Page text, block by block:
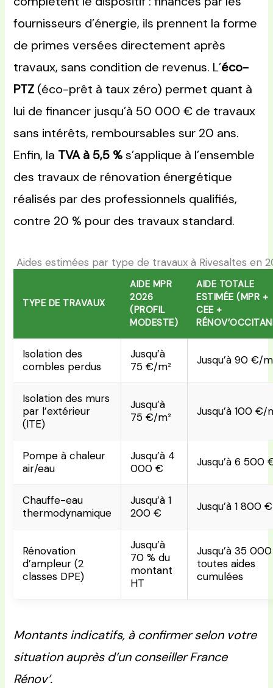
fournisseurs d’énergie, ils prennent la forme
de primes versées directement après
travaux, sans condition de revenus. L’éco-
PTZ (éco-prêt à taux zéro) permet quant à
lui de financer jusqu’à 50 000 € de travaux
sans intérêts, remboursables sur 20 ans.
Enfin, la TVA à 5,5 %s’applique à l’ensemble
des travaux de rénovation énergétique
réalisés par des professionnels qualifiés,
contre 20 % pour des travaux standard.
Aides estimées par type de travaux à Rivesaltes en
TYPE DE TRAVAUX
AIDE MPR
2026
(PROFIL
MODESTE)
AIDE TOTALE
ESTIMÉE (MPR +
CEE +
Isolation des
combles perdus
Jusqu’à
75 €/m²
Jusqu’à 90 €/
Isolation des murs
par l’extérieur
(ITE)
Jusqu’à
75 €/m²
Jusqu’à 100 €/
Pompe à chaleur
air/eau
Jusqu’à 4
000 €
Jusqu’à 6 500
Chauffe-eau
thermodynamique
Jusqu’à 1
200 €
Jusqu’à 1 800 €
Rénovation
d’ampleur (2
classes DPE)
Jusqu’à
70 % du
montant
HT
Jusqu’à 35
toutes aides
cumulées
Montants indicatifs, à confirmer selon votre
situation auprès d’un conseiller France
Rénov’.